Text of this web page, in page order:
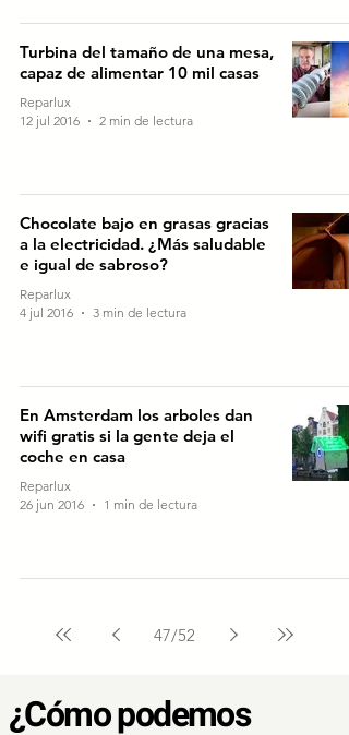
Turbina del tamaño de una mesa,
capaz de alimentar 10 mil casas
Reparlux
12 jul 2016
2 min de lectura
Chocolate bajo en grasas gracias
a la electricidad. ¿Más saludable
e igual de sabroso?
Reparlux
4 jul 2016
3 min de lectura
En Amsterdam los arboles dan
wifi gratis si la gente deja el
coche en casa
Reparlux
26 jun 2016
1 min de lectura
47/52
¿Cómo podemos